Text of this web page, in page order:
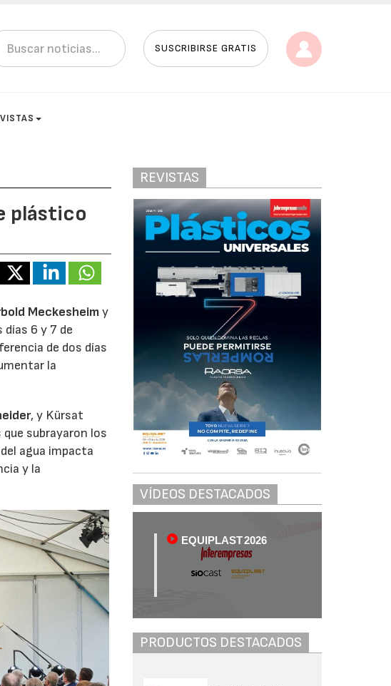
SUSCRIBIRSE GRATIS
plástico
Meckesheimy
6 y 7 de
de dos días
la
, y Kürsat
subrayaron los
agua impacta
y la
REVISTAS
VÍDEOS DESTACADOS
EQUIPLAST 2026
PRODUCTOS DESTACADOS